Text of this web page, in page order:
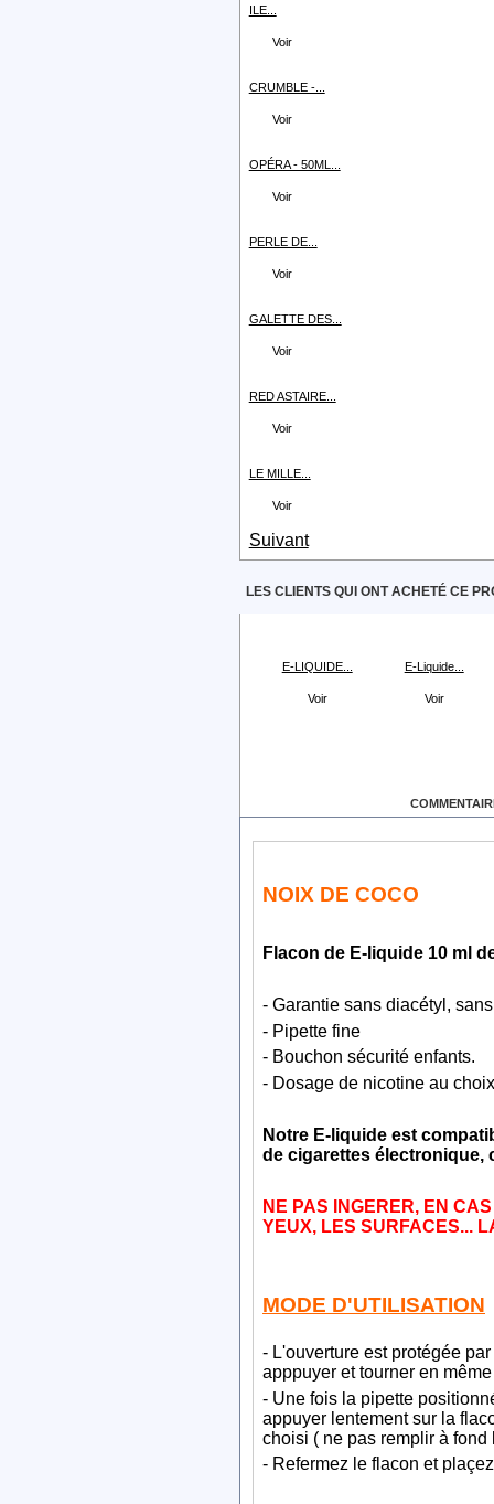
ILE...
Voir
CRUMBLE -...
Voir
OPÉRA - 50ML...
Voir
PERLE DE...
Voir
GALETTE DES...
Voir
RED ASTAIRE...
Voir
LE MILLE...
Voir
Suivant
LES CLIENTS QUI ONT ACHETÉ CE
E-LIQUIDE...
Voir
E-Liquide...
Voir
NOIX DE COCO
Flacon de E-liquide 10 ml
- Garantie sans diacétyl,
- Pipette fine
- Bouchon sécurité enfants.
- Dosage de nicotine au
Notre E-liquide est
de cigarettes électronique,
NE PAS INGERER, EN
YEUX, LES SURFACES...
MODE D'UTILISATION
- L'ouverture est protégée
apppuyer et tourner en
- Une fois la pipette
appuyer lentement sur la
choisi ( ne pas remplir à
- Refermez le flacon et